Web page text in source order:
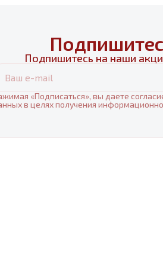
Подпишитесь на наши
«Подписаться», вы даете
в целях получения